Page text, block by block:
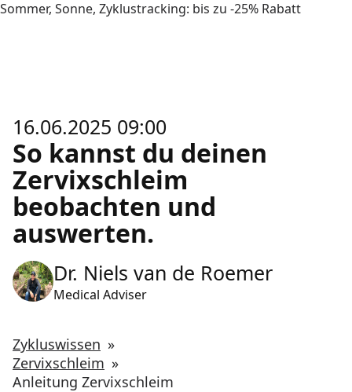
Sommer, Sonne, Zyklustracking: bis zu -25% Rabatt
16.06.2025 09:00
So kannst du deinen
Zervixschleim
beobachten und
auswerten.
Dr. Niels van de Roemer
Medical Adviser
Zykluswissen »
Zervixschleim »
Anleitung Zervixschleim